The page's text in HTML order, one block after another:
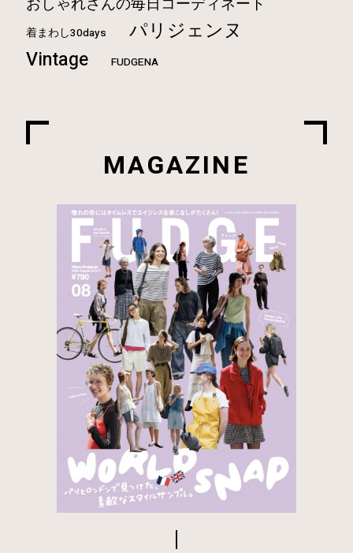
着まわし30days パリジェンヌ
Vintage FUDGENA
MAGAZINE